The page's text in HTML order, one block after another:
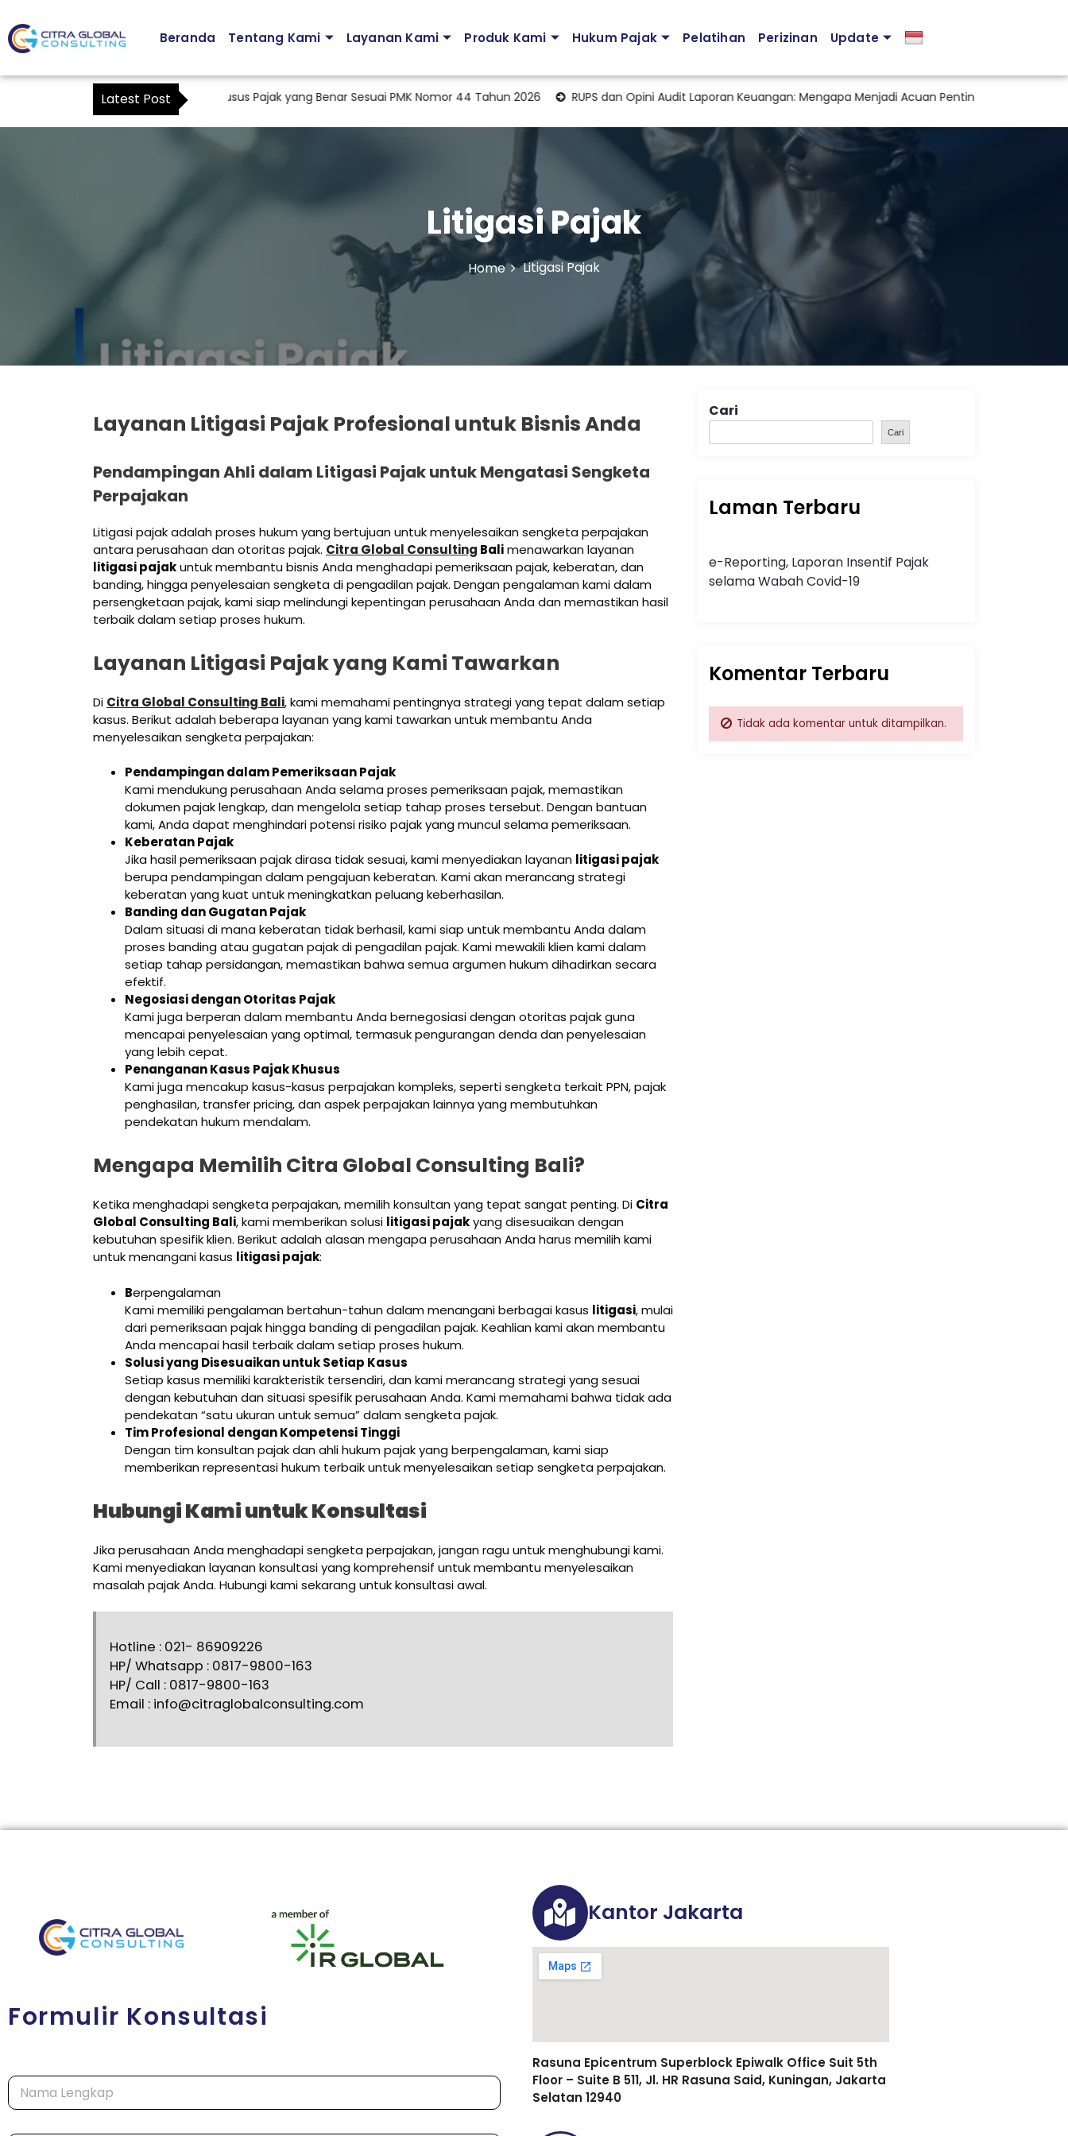
Beranda Tentang Kami Layanan Kami Produk Kami Hukum Pajak Pelatihan Perizinan Update
Latest Post
Cara Membuat Surat Kuasa Khusus Pajak yang Benar Sesuai PMK Nomor 44 Tahun 2026 RUPS dan Opini Audit Laporan Keuangan: Mengapa Menjadi Acuan Penting dalam
Litigasi Pajak
Home Litigasi Pajak
Layanan Litigasi Pajak Profesional untuk Bisnis Anda
Pendampingan Ahli dalam Litigasi Pajak untuk Mengatasi Sengketa
Perpajakan
Litigasi pajak adalah proses hukum yang bertujuan untuk menyelesaikan sengketa perpajakan
antara perusahaan dan otoritas pajak. Citra Global Consulting Balimenawarkan layanan
litigasi pajakuntuk membantu bisnis Anda menghadapi pemeriksaan pajak, keberatan, dan
banding, hingga penyelesaian sengketa di pengadilan pajak. Dengan pengalaman kami dalam
persengketaan pajak, kami siap melindungi kepentingan perusahaan Anda dan memastikan hasil
terbaik dalam setiap proses hukum.
Layanan Litigasi Pajak yang Kami Tawarkan
Di Citra Global Consulting Bali, kami memahami pentingnya strategi yang tepat dalam setiap
kasus. Berikut adalah beberapa layanan yang kami tawarkan untuk membantu Anda
menyelesaikan sengketa perpajakan:
Pendampingan dalam Pemeriksaan Pajak
Kami mendukung perusahaan Anda selama proses pemeriksaan pajak, memastikan
dokumen pajak lengkap, dan mengelola setiap tahap proses tersebut. Dengan bantuan
kami, Anda dapat menghindari potensi risiko pajak yang muncul selama pemeriksaan.
Keberatan Pajak
Jika hasil pemeriksaan pajak dirasa tidak sesuai, kami menyediakan layanan litigasi pajak
berupa pendampingan dalam pengajuan keberatan. Kami akan merancang strategi
keberatan yang kuat untuk meningkatkan peluang keberhasilan.
Banding dan Gugatan Pajak
Dalam situasi di mana keberatan tidak berhasil, kami siap untuk membantu Anda dalam
proses banding atau gugatan pajak di pengadilan pajak. Kami mewakili klien kami dalam
setiap tahap persidangan, memastikan bahwa semua argumen hukum dihadirkan secara
efektif.
Negosiasi dengan Otoritas Pajak
Kami juga berperan dalam membantu Anda bernegosiasi dengan otoritas pajak guna
mencapai penyelesaian yang optimal, termasuk pengurangan denda dan penyelesaian
yang lebih cepat.
Penanganan Kasus Pajak Khusus
Kami juga mencakup kasus-kasus perpajakan kompleks, seperti sengketa terkait PPN, pajak
penghasilan, transfer pricing, dan aspek perpajakan lainnya yang membutuhkan
pendekatan hukum mendalam.
Mengapa Memilih Citra Global Consulting Bali?
Ketika menghadapi sengketa perpajakan, memilih konsultan yang tepat sangat penting. Di Citra
Global Consulting Bali, kami memberikan solusi litigasi pajakyang disesuaikan dengan
kebutuhan spesifik klien. Berikut adalah alasan mengapa perusahaan Anda harus memilih kami
untuk menangani kasus litigasi pajak:
Berpengalaman
Kami memiliki pengalaman bertahun-tahun dalam menangani berbagai kasus litigasi, mulai
dari pemeriksaan pajak hingga banding di pengadilan pajak. Keahlian kami akan membantu
Anda mencapai hasil terbaik dalam setiap proses hukum.
Solusi yang Disesuaikan untuk Setiap Kasus
Setiap kasus memiliki karakteristik tersendiri, dan kami merancang strategi yang sesuai
dengan kebutuhan dan situasi spesifik perusahaan Anda. Kami memahami bahwa tidak ada
pendekatan “satu ukuran untuk semua” dalam sengketa pajak.
Tim Profesional dengan Kompetensi Tinggi
Dengan tim konsultan pajak dan ahli hukum pajak yang berpengalaman, kami siap
memberikan representasi hukum terbaik untuk menyelesaikan setiap sengketa perpajakan.
Hubungi Kami untuk Konsultasi
Jika perusahaan Anda menghadapi sengketa perpajakan, jangan ragu untuk menghubungi kami.
Kami menyediakan layanan konsultasi yang komprehensif untuk membantu menyelesaikan
masalah pajak Anda. Hubungi kami sekarang untuk konsultasi awal.
Hotline : 021- 86909226
HP/ Whatsapp : 0817-9800-163
HP/ Call : 0817-9800-163
Email : info@citraglobalconsulting.com
Cari
Cari
Laman Terbaru
e-Reporting, Laporan Insentif Pajak
selama Wabah Covid-19
Komentar Terbaru
Tidak ada komentar untuk ditampilkan.
Formulir Konsultasi
N
a
m
*
Kantor Jakarta
Rasuna Epicentrum Superblock Epiwalk Office Suit 5th
Floor – Suite B 511, Jl. HR Rasuna Said, Kuningan, Jakarta
Selatan 12940